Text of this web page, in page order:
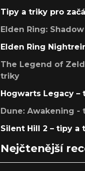
Tipy a triky pro
Elden Ring:
Elden Ring
The Legend of
triky
Hogwarts Legacy –
Dune: Awakening -
Silent Hill 2 – tipy a
Nejčtenější